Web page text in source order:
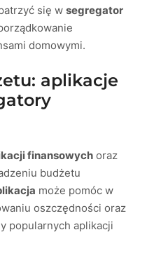
się wsegregator
domowymi.
aplikacje
finansowych oraz
budżetu
może pomóc w
oszczędności oraz
popularnych aplikacji